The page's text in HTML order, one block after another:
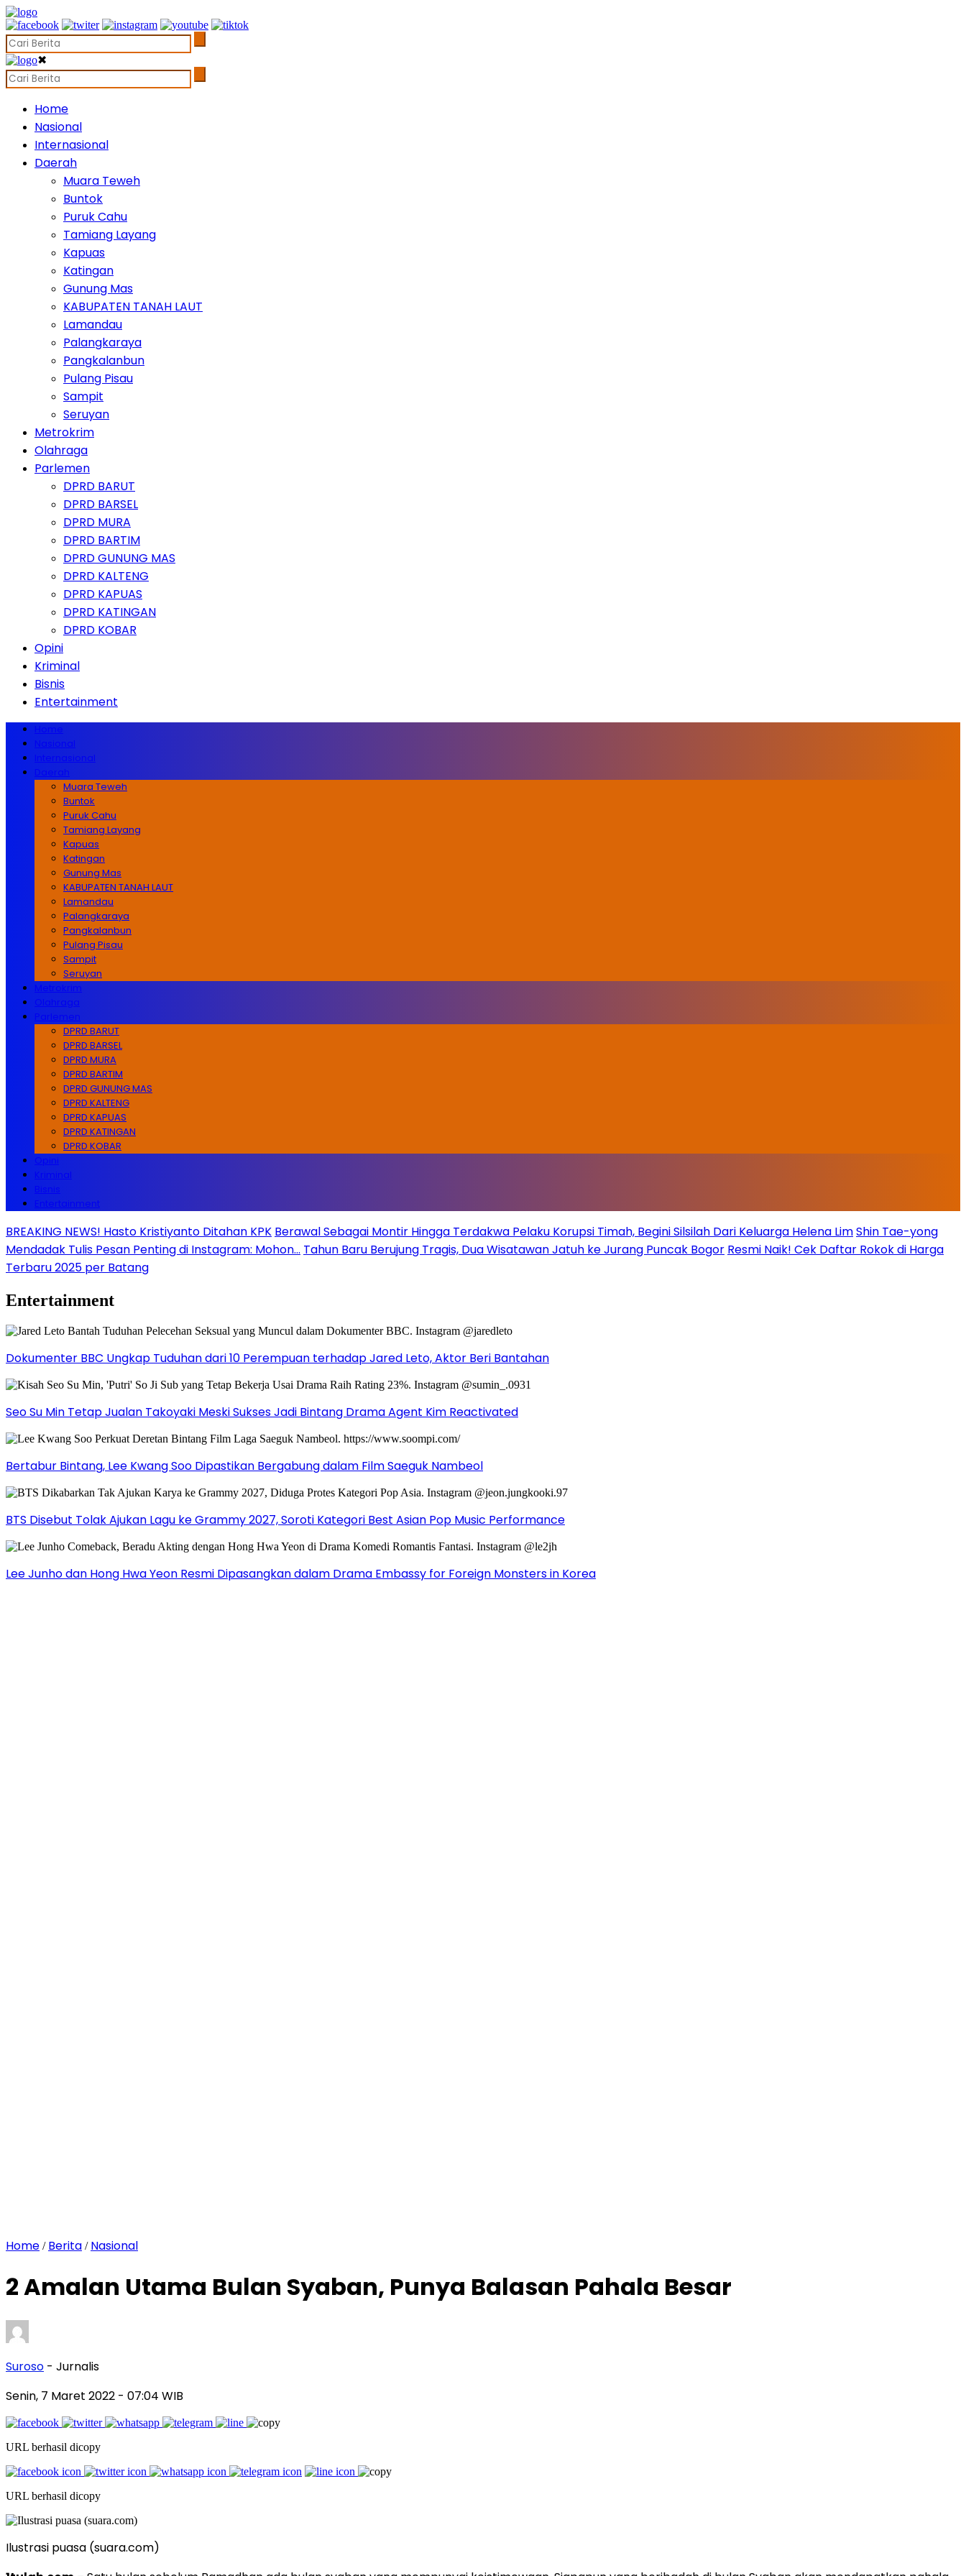
✖
Home
Nasional
Internasional
Daerah
Muara Teweh
Buntok
Puruk Cahu
Tamiang Layang
Kapuas
Katingan
Gunung Mas
KABUPATEN TANAH LAUT
Lamandau
Palangkaraya
Pangkalanbun
Pulang Pisau
Sampit
Seruyan
Metrokrim
Olahraga
Parlemen
DPRD BARUT
DPRD BARSEL
DPRD MURA
DPRD BARTIM
DPRD GUNUNG MAS
DPRD KALTENG
DPRD KAPUAS
DPRD KATINGAN
DPRD KOBAR
Opini
Kriminal
Bisnis
Entertainment
Home
Nasional
Internasional
Daerah
Muara Teweh
Buntok
Puruk Cahu
Tamiang Layang
Kapuas
Katingan
Gunung Mas
KABUPATEN TANAH LAUT
Lamandau
Palangkaraya
Pangkalanbun
Pulang Pisau
Sampit
Seruyan
Metrokrim
Olahraga
Parlemen
DPRD BARUT
DPRD BARSEL
DPRD MURA
DPRD BARTIM
DPRD GUNUNG MAS
DPRD KALTENG
DPRD KAPUAS
DPRD KATINGAN
DPRD KOBAR
Opini
Kriminal
Bisnis
Entertainment
BREAKING NEWS! Hasto Kristiyanto Ditahan KPK Berawal Sebagai Montir Hingga Terdakwa Pelaku Korupsi Timah, Begini Silsilah Dari Keluarga Helena LimShin Tae-yong
Mendadak Tulis Pesan Penting di Instagram: Mohon… Tahun Baru Berujung Tragis, Dua Wisatawan Jatuh ke Jurang Puncak Bogor Resmi Naik! Cek Daftar Rokok di Harga
Terbaru 2025 per Batang
Entertainment
Dokumenter BBC Ungkap Tuduhan dari 10 Perempuan terhadap Jared Leto, Aktor Beri Bantahan
Seo Su Min Tetap Jualan Takoyaki Meski Sukses Jadi Bintang Drama Agent Kim Reactivated
Bertabur Bintang, Lee Kwang Soo Dipastikan Bergabung dalam Film Saeguk Nambeol
BTS Disebut Tolak Ajukan Lagu ke Grammy 2027, Soroti Kategori Best Asian Pop Music Performance
Lee Junho dan Hong Hwa Yeon Resmi Dipasangkan dalam Drama Embassy for Foreign Monsters in Korea
Home / Berita / Nasional
2 Amalan Utama Bulan Syaban, Punya Balasan Pahala Besar
Suroso - Jurnalis
Senin, 7 Maret 2022 - 07:04 WIB
URL berhasil dicopy
URL berhasil dicopy
Ilustrasi puasa (suara.com)